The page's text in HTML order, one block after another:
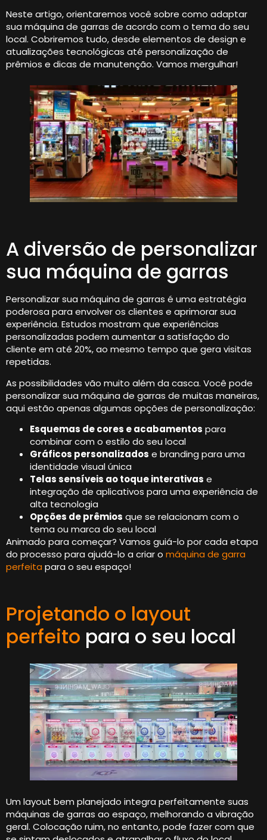
Neste artigo, orientaremos você sobre como adaptar
sua máquina de garras de acordo com o tema do seu
local. Cobriremos tudo, desde elementos de design e
atualizações tecnológicas até personalização de
prêmios e dicas de manutenção. Vamos mergulhar!
A diversão de personalizar
sua máquina de garras
Personalizar sua máquina de garras é uma estratégia
poderosa para envolver os clientes e aprimorar sua
experiência. Estudos mostram que experiências
personalizadas podem aumentar a satisfação do
cliente em até 20%, ao mesmo tempo que gera visitas
repetidas.
As possibilidades vão muito além da casca. Você pode
personalizar sua máquina de garras de muitas maneiras,
aqui estão apenas algumas opções de personalização:
Esquemas de cores e acabamentos para
combinar com o estilo do seu local
Gráficos personalizados e branding para uma
identidade visual única
Telas sensíveis ao toque interativas e
integração de aplicativos para uma experiência de
alta tecnologia
Opções de prêmios que se relacionam com o
tema ou marca do seu local
Animado para começar? Vamos guiá-lo por cada etapa
do processo para ajudá-lo a criar o máquina de garra
perfeita para o seu espaço!
Projetando o layout
perfeito para o seu local
Um layout bem planejado integra perfeitamente suas
máquinas de garras ao espaço, melhorando a vibração
geral. Colocação ruim, no entanto, pode fazer com que